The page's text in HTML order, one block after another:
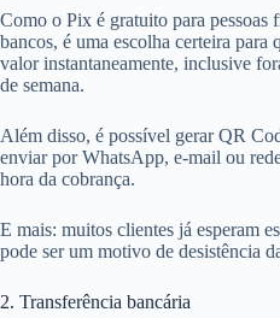
Como o Pix é gratuito para pessoas
bancos, é uma escolha certeira para
valor instantaneamente, inclusive
de semana.
Além disso, é possível gerar QR
enviar por WhatsApp, e-mail ou
hora da cobrança.
E mais: muitos clientes já esperam
pode ser um motivo de desistência
2. Transferência bancária